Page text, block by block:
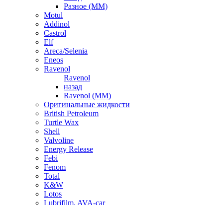
Разное (ММ)
Motul
Addinol
Castrol
Elf
Areca/Selenia
Eneos
Ravenol
Ravenol
назад
Ravenol (ММ)
Оригинальные жидкости
British Petroleum
Turtle Wax
Shell
Valvoline
Energy Release
Febi
Fenom
Total
K&W
Lotos
Lubrifilm, AVA-car